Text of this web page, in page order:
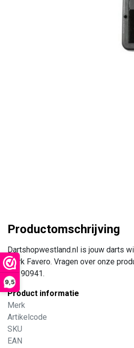
9,5
Productomschrijving
Dartshopwestland.nl is jouw darts
merk Favero. Vragen over onze
48390941.
Product informatie
Merk
Artikelcode
SKU
EAN